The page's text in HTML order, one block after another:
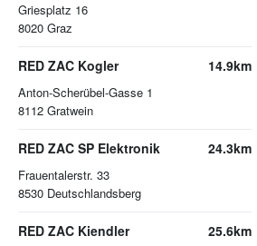
Griesplatz 16
8020 Graz
RED ZAC Kogler
Anton-Scherübel-Gasse 1
8112 Gratwein
14.9km
RED ZAC SP Elektronik
Frauentalerstr. 33
8530 Deutschlandsberg
24.3km
RED ZAC Kiendler 25.6km